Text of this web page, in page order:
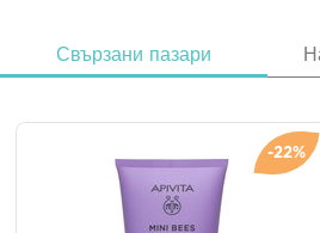
Свързани пазари
-22%